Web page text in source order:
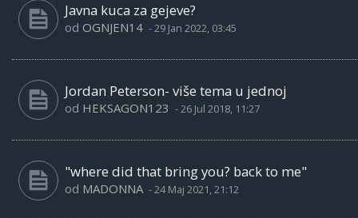
Javna kuca za gejeve?
od OGNJEN14 -29 Jan 2022, 03:45
Jordan Peterson- više tema u jednoj
od HEKSAGON123 -26 Jul 2018, 11:27
"where did that bring you? back to me"
od MADONNA -24 Maj 2021, 21:12